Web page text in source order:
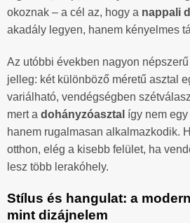
okoznak – a cél az, hogy a nappali
akadály legyen, hanem kényelmes
Az utóbbi években nagyon népszerű
jelleg: két különböző méretű asztal
variálható, vendégségben
mert a dohányzóasztal így nem egy
hanem rugalmasan alkalmazkodik.
otthon, elég a kisebb felület, ha
lesz több lerakóhely.
Stílus és hangulat: a
mint dizájnelem